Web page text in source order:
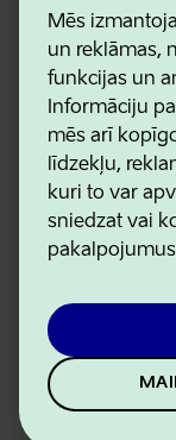
Mēs
un reklāmas,
funkcijas un
Informāciju
mēs arī
līdzekļu,
kuri to var
sniedzat vai
Lietošanas
Sīkdatņu un